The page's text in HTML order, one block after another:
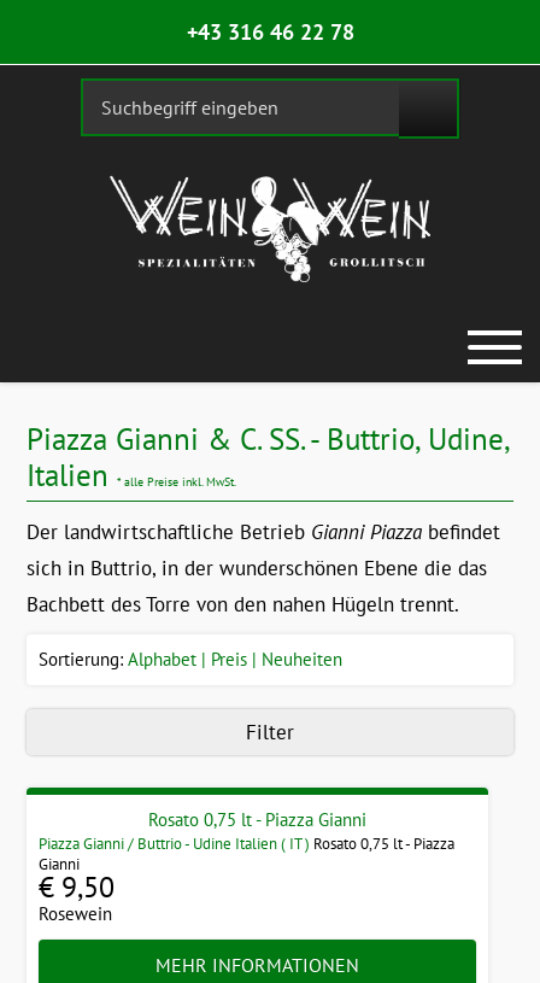
+43 316 46 22 78
Piazza Gianni & C. SS. - Buttrio, Udine,
Italien
* alle Preise inkl. MwSt.
Der landwirtschaftliche Betrieb Gianni Piazza befindet
sich in Buttrio, in der wunderschönen Ebene die das
Bachbett des Torre von den nahen Hügeln trennt.
Sortierung: Alphabet Preis Neuheiten
Filter
Rosato 0,75 lt - Piazza Gianni
Piazza Gianni / Buttrio - Udine Italien ( IT ) Rosato 0,75 lt - Piazza
Gianni
€ 9,50
Rosewein
MEHR INFORMATIONEN